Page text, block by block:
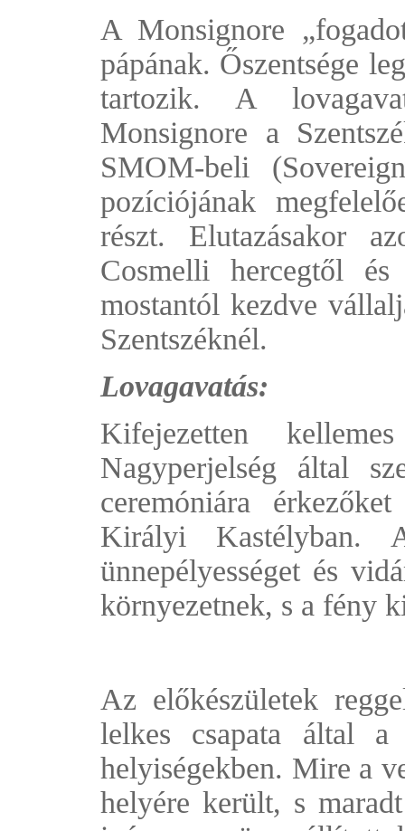
A Monsignore
pápának. Őszentsége
tartozik. A
Monsignore a
SMOM-beli
pozíciójának
részt. Elutazásakor
Cosmelli hercegtől
mostantól kezdve
Szentszéknél.
Lovagavatás:
Kifejezetten
Nagyperjelség által
ceremóniára
Királyi Kastélyban.
ünnepélyességet és
környezetnek, s a fény
Az előkészületek
lelkes csapata által
helyiségekben. Mire a
helyére került, s